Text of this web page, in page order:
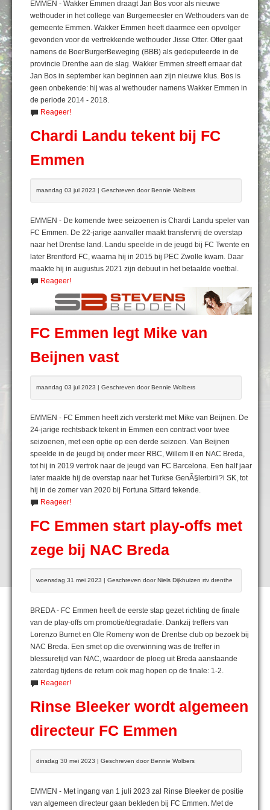
EMMEN - Wakker Emmen draagt Jan Bos voor als nieuwe
wethouder in het college van Burgemeester en Wethouders van de
gemeente Emmen. Wakker Emmen heeft daarmee een opvolger
gevonden voor de vertrekkende wethouder Jisse Otter. Otter gaat
namens de BoerBurgerBeweging (BBB) als gedeputeerde in de
provincie Drenthe aan de slag. Wakker Emmen streeft ernaar dat
Jan Bos in september kan beginnen aan zijn nieuwe klus. Bos is
geen onbekende: hij was al wethouder namens Wakker Emmen in
de periode 2014 - 2018.
Reageer!
Chardi Landu tekent bij FC
Emmen
maandag 03 jul 2023 | Geschreven door Bennie Wolbers
EMMEN - De komende twee seizoenen is Chardi Landu speler van
FC Emmen. De 22-jarige aanvaller maakt transfervrij de overstap
naar het Drentse land. Landu speelde in de jeugd bij FC Twente en
later Brentford FC, waarna hij in 2015 bij PEC Zwolle kwam. Daar
maakte hij in augustus 2021 zijn debuut in het betaalde voetbal.
Reageer!
FC Emmen legt Mike van
Beijnen vast
maandag 03 jul 2023 | Geschreven door Bennie Wolbers
EMMEN - FC Emmen heeft zich versterkt met Mike van Beijnen. De
24-jarige rechtsback tekent in Emmen een contract voor twee
seizoenen, met een optie op een derde seizoen. Van Beijnen
speelde in de jeugd bij onder meer RBC, Willem II en NAC Breda,
tot hij in 2019 vertrok naar de jeugd van FC Barcelona. Een half jaar
later maakte hij de overstap naar het Turkse GenÃ§lerbirli?i SK, tot
hij in de zomer van 2020 bij Fortuna Sittard tekende.
Reageer!
FC Emmen start play-offs met
zege bij NAC Breda
woensdag 31 mei 2023 | Geschreven door Niels Dijkhuizen rtv drenthe
BREDA - FC Emmen heeft de eerste stap gezet richting de finale
van de play-offs om promotie/degradatie. Dankzij treffers van
Lorenzo Burnet en Ole Romeny won de Drentse club op bezoek bij
NAC Breda. Een smet op die overwinning was de treffer in
blessuretijd van NAC, waardoor de ploeg uit Breda aanstaande
zaterdag tijdens de return ook mag hopen op de finale: 1-2.
Reageer!
Rinse Bleeker wordt algemeen
directeur FC Emmen
dinsdag 30 mei 2023 | Geschreven door Bennie Wolbers
EMMEN - Met ingang van 1 juli 2023 zal Rinse Bleeker de positie
van algemeen directeur gaan bekleden bij FC Emmen. Met de